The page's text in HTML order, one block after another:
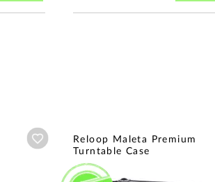
Añadir a wishlist
Reloop Maleta Premium
Turntable Case